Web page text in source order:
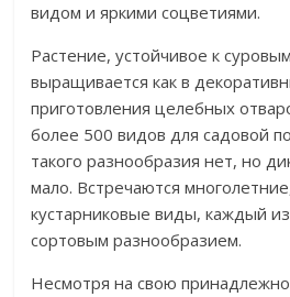
видом и яркими соцветиями.
Растение, устойчивое к
выращивается как в
приготовления целебных
более 500 видов для садовой
такого разнообразия нет, но
мало. Встречаются
кустарниковые виды, каждый
сортовым разнообразием.
Несмотря на свою